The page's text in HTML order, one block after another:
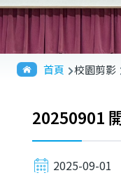
導
首頁 校園剪影
20250901
2025-09-01